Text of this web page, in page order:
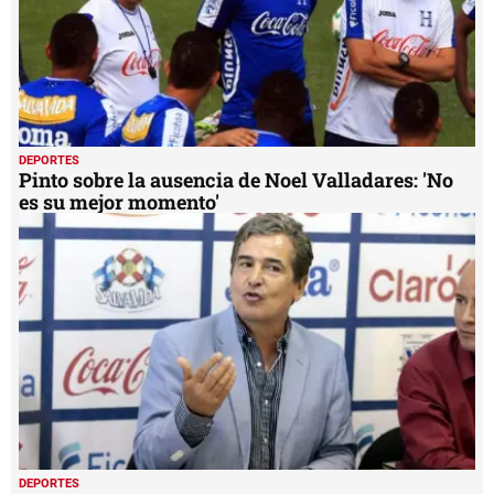
DEPORTES
Pinto sobre la ausencia de Noel Valladares: 'No
es su mejor momento'
DEPORTES